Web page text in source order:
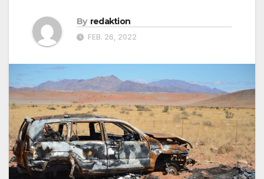
By redaktion
FEB. 26, 2022